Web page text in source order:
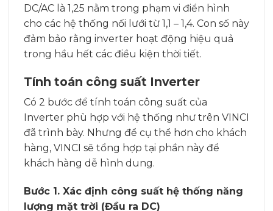
DC/AC là 1,25 nằm trong phạm vi điển hình
cho các hệ thống nối lưới từ 1,1 – 1,4. Con số này
đảm bảo rằng inverter hoạt động hiệu quả
trong hầu hết các điều kiện thời tiết.
Tính toán công suất Inverter
Có 2 bước để tính toán công suất của
Inverter phù hợp với hệ thống như trên VINCI
đã trình bày. Nhưng để cụ thể hơn cho khách
hàng, VINCI sẽ tổng hợp tại phần này để
khách hàng dễ hình dung.
Bước 1. Xác định công suất hệ thống năng
lượng mặt trời (Đầu ra DC)